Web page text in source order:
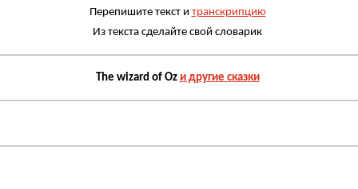
Перепишите текст и транскрипцию
Из текста сделайте свой словарик
The wizard of Oz и другие сказки